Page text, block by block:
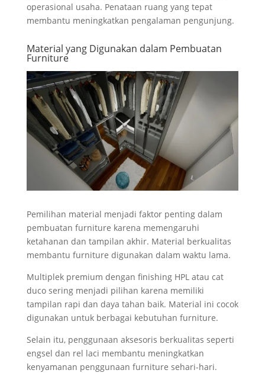
operasional usaha. Penataan ruang yang tepat
membantu meningkatkan pengalaman pengunjung.
Material yang Digunakan dalam Pembuatan
Furniture
Pemilihan material menjadi faktor penting dalam
pembuatan furniture karena memengaruhi
ketahanan dan tampilan akhir. Material berkualitas
membantu furniture digunakan dalam waktu lama.
Multiplek premium dengan finishing HPL atau cat
duco sering menjadi pilihan karena memiliki
tampilan rapi dan daya tahan baik. Material ini cocok
digunakan untuk berbagai kebutuhan furniture.
Selain itu, penggunaan aksesoris berkualitas seperti
engsel dan rel laci membantu meningkatkan
kenyamanan penggunaan furniture sehari-hari.